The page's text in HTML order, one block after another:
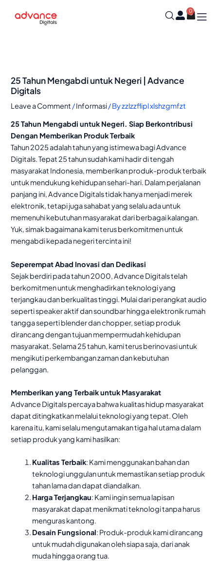
0
Cart
25 Tahun Mengabdi untuk Negeri | Advance
Digitals
Leave a Comment /Informasi/ Byzzlzzflipl xlshzgmfzt
25 Tahun Mengabdi untuk Negeri. Siap Berkontribusi
Dengan Memberikan Produk Terbaik
Tahun 2025 adalah tahun yang istimewa bagi Advance
Digitals. Tepat 25 tahun sudah kami hadir di tengah
masyarakat Indonesia, memberikan produk-produk terbaik
untuk mendukung kehidupan sehari-hari. Dalam perjalanan
panjang ini, Advance Digitals tidak hanya menjadi merek
elektronik, tetapi juga sahabat yang selalu ada untuk
memenuhi kebutuhan masyarakat dari berbagai kalangan.
Yuk, simak bagaimana kami terus berkomitmen untuk
mengabdi kepada negeri tercinta ini!
Seperempat Abad Inovasi dan Dedikasi
Sejak berdiri pada tahun 2000, Advance Digitals telah
berkomitmen untuk menghadirkan teknologi yang
terjangkau dan berkualitas tinggi. Mulai dari perangkat audio
seperti speaker aktif dan soundbar hingga elektronik rumah
tangga seperti blender dan chopper, setiap produk
dirancang dengan tujuan mempermudah kehidupan
masyarakat. Selama 25 tahun, kami terus berinovasi untuk
mengikuti perkembangan zaman dan kebutuhan
pelanggan.
Memberikan yang Terbaik untuk Masyarakat
Advance Digitals percaya bahwa kualitas hidup masyarakat
dapat ditingkatkan melalui teknologi yang tepat. Oleh
karena itu, kami selalu mengutamakan tiga hal utama dalam
setiap produk yang kami hasilkan:
Kualitas Terbaik: Kami menggunakan bahan dan
teknologi unggulan untuk memastikan setiap produk
tahan lama dan dapat diandalkan.
Harga Terjangkau: Kami ingin semua lapisan
masyarakat dapat menikmati teknologi tanpa harus
menguras kantong.
Desain Fungsional: Produk-produk kami dirancang
untuk mudah digunakan oleh siapa saja, dari anak
muda hingga orang tua.